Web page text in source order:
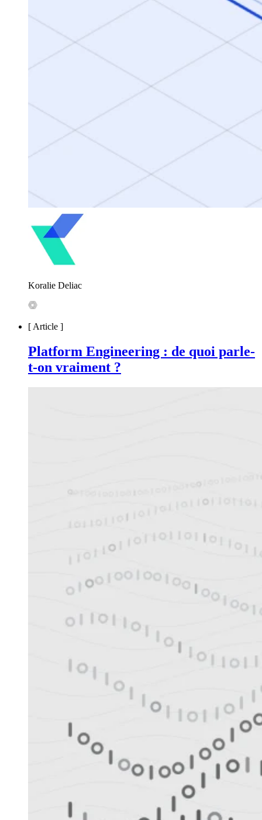
Koralie Deliac
[ Article ]
Platform Engineering : de quoi parle-
t-on vraiment ?